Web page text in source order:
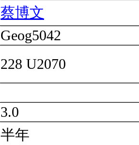
蔡博文
Geog5042
228 U2070
3.0
半年